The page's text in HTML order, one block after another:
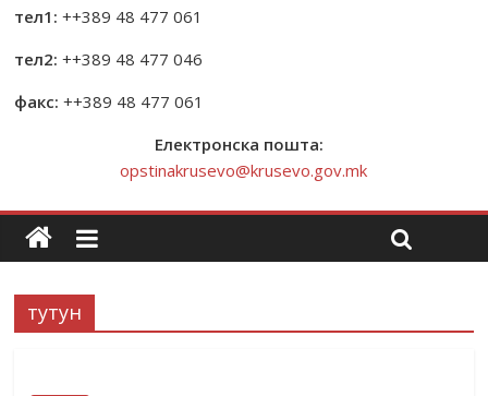
тел1: ++389 48 477 061
тел2: ++389 48 477 046
факс: ++389 48 477 061
Електронска пошта:
opstinakrusevo@krusevo.gov.mk
тутун